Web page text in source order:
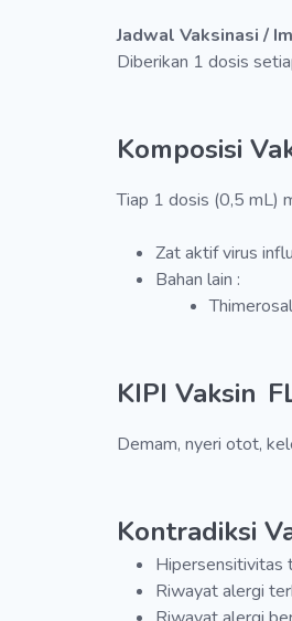
Jadwal Vaksinasi /
Diberikan 1 dosis
Komposisi
Tiap 1 dosis (0,5 mL)
Zat aktif virus
Bahan lain :
Thimerosal
KIPI Vaksin
Demam, nyeri otot,
Kontradiksi
Hipersensitivitas
Riwayat alergi